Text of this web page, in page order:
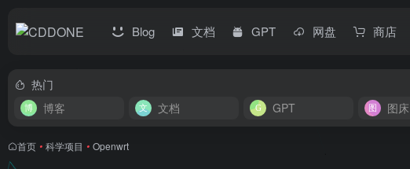
Blog 文档 GPT 网盘 商店
热门
博客
文档 GPT 图床
首页 • 科学项目 • Openwrt